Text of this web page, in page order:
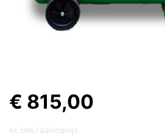
€ 815,00
ex. btw / adviesprijs